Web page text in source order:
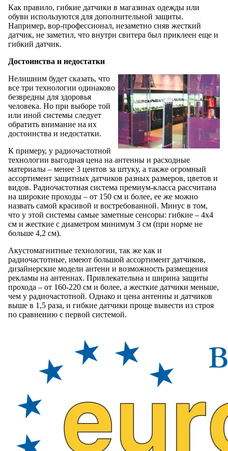
Как правило, гибкие датчики в магазинах одежды или
обуви используются для дополнительной защиты.
Например, вор-профессионал, незаметно сняв жесткий
датчик, не заметил, что внутри свитера был приклеен еще и
гибкий датчик.
Достоинства и недостатки
Нелишним будет сказать, что
все три технологии одинаково
безвредны для здоровья
человека. Но при выборе той
или иной системы следует
обратить внимание на их
достоинства и недостатки.
К примеру, у радиочастотной
технологии выгодная цена на антенны и расходные
материалы – менее 3 центов за штуку, а также огромный
ассортимент защитных датчиков разных размеров, цветов и
видов. Радиочастотная система премиум-класса рассчитана
на широкие проходы – от 150 см и более, ее же можно
назвать самой красивой и востребованной. Минус в том,
что у этой системы самые заметные сенсоры: гибкие – 4x4
см и жесткие с диаметром минимум 3 см (при норме не
больше 4,2 см).
Акустомагнитные технологии, так же как и
радиочастотные, имеют большой ассортимент датчиков,
дизайнерские модели антенн и возможность размещения
рекламы на антеннах. Привлекательна и ширина защиты
прохода – от 160-220 см и более, а жесткие датчики меньше,
чем у радиочастотной. Однако и цена антенны и датчиков
выше в 1,5 раза, и гибкие датчики проще вывести из строя
по сравнению с первой системой.